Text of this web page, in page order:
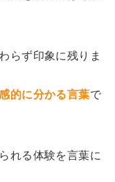
らず印象に残りま
的に分かる言葉で
れる体験を言葉に